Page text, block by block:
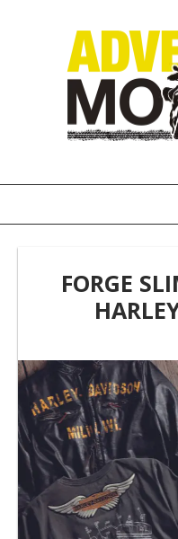
FORGE